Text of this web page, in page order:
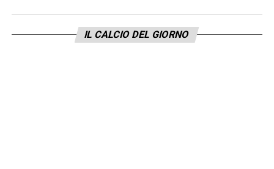
telecronista sportivo, tra le frequenze
IL CALCIO DEL GIORNO